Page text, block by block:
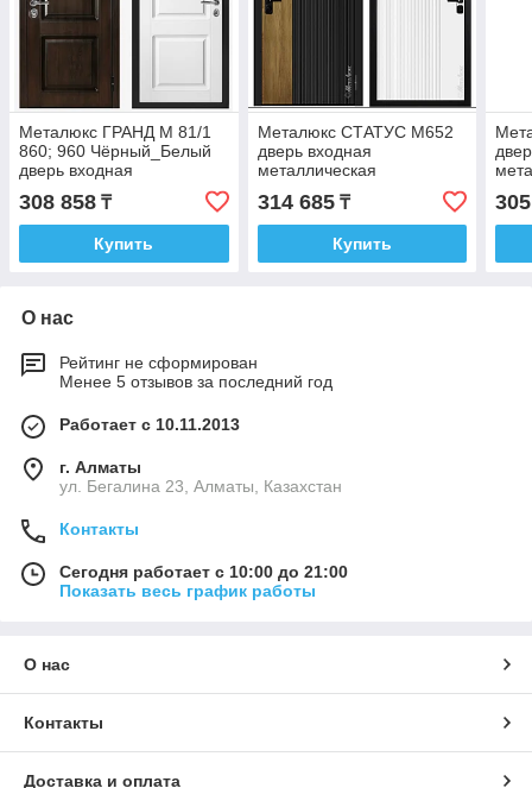
Металюкс ГРАНД М 81/1
860; 960 Чёрный_Белый
дверь входная
металлическая
308 858 ₸
Купить
Металюкс СТАТУС М652
дверь входная
металлическая
314 685₸
Купить
О нас
Рейтинг не сформирован
Менее 5 отзывов за последний год
Работает с 10.11.2013
г. Алматы
ул. Бегалина 23, Алматы, Казахстан
Контакты
Сегодня работает с 10:00 до 21:00
Показать весь график работы
О нас
Контакты
Доставка и оплата